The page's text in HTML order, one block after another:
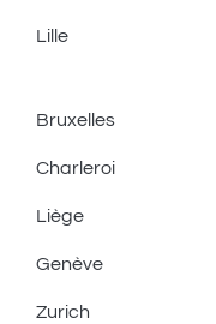
Lille
Bruxelles
Charleroi
Liège
Genève
Zurich